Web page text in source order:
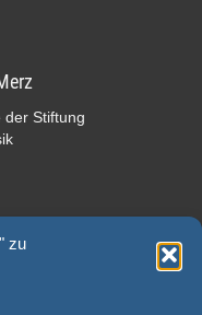
zu
der Stiftung